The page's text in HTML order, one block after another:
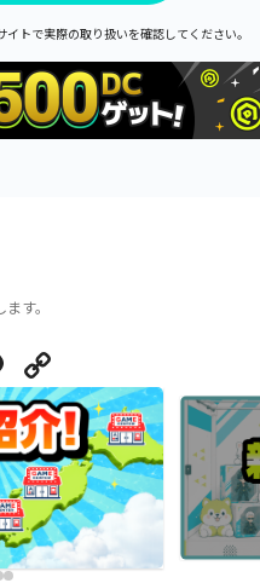
トで実際の取り扱いを確認してください。
す。
Line